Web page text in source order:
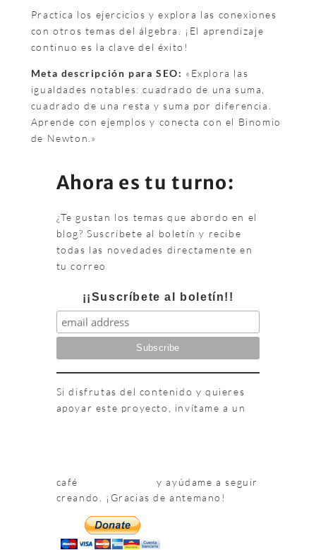
Practica los ejercicios y explora las conexiones
con otros temas del álgebra. ¡El aprendizaje
continuo es la clave del éxito!
Meta descripción para SEO: «Explora las
igualdades notables: cuadrado de una suma,
cuadrado de una resta y suma por diferencia.
Aprende con ejemplos y conecta con el Binomio
de Newton.»
Ahora es tu turno:
¿Te gustan los temas que abordo en el
blog? Suscríbete al boletín y recibe
todas las novedades directamente en
tu correo
¡¡Suscríbete al boletín!!
Si disfrutas del contenido y quieres
apoyar este proyecto, invítame a un
café
y ayúdame a seguir
creando. ¡Gracias de antemano!